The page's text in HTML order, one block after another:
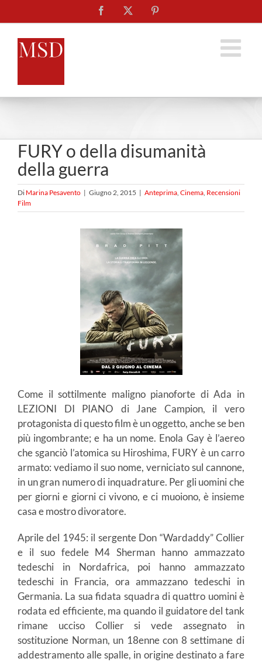
al
contenuto
Facebook
FURY o della disumanità
della guerra
Di Marina Pesavento | Giugno 2, 2015 | Anteprima, Cinema, Recensioni
Film
Come il sottilmente maligno pianoforte di Ada in
LEZIONI DI PIANO di Jane Campion, il vero
protagonista di questo film è un oggetto, anche se ben
più ingombrante; e ha un nome. Enola Gay è l’aereo
che sganciò l’atomica su Hiroshima, FURY è un carro
armato: vediamo il suo nome, verniciato sul cannone,
in un gran numero di inquadrature. Per gli uomini che
per giorni e giorni ci vivono, e ci muoiono, è insieme
casa e mostro divoratore.
Aprile del 1945: il sergente Don “Wardaddy” Collier
e il suo fedele M4 Sherman hanno ammazzato
tedeschi in Nordafrica, poi hanno ammazzato
tedeschi in Francia, ora ammazzano tedeschi in
Germania. La sua fidata squadra di quattro uomini è
rodata ed efficiente, ma quando il guidatore del tank
rimane ucciso Collier si vede assegnato in
sostituzione Norman, un 18enne con 8 settimane di
addestramento alle spalle, in origine destinato a fare